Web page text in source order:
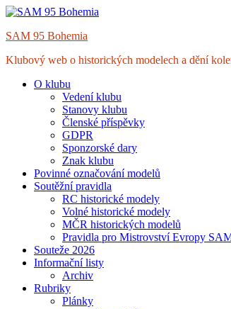
Skip
content
SAM 95 Bohemia
Klubový web o historických modelech a dění
O klubu
Vedení klubu
Stanovy klubu
Členské příspěvky
GDPR
Sponzorské dary
Znak klubu
Povinné označování modelů
Soutěžní pravidla
RC historické modely
Volné historické modely
MČR historických modelů
Pravidla pro Mistrovství Evropy
Souteže 2026
Informační listy
Archiv
Rubriky
Plánky